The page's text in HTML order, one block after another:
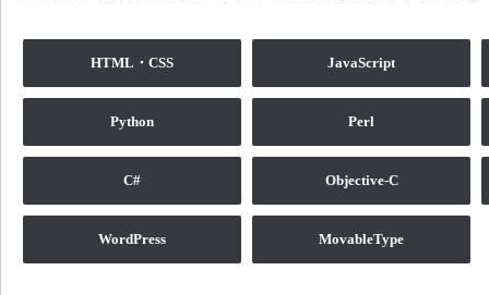
HTML・CSS JavaScript
Python Perl
C# Objective-C
WordPress MovableType